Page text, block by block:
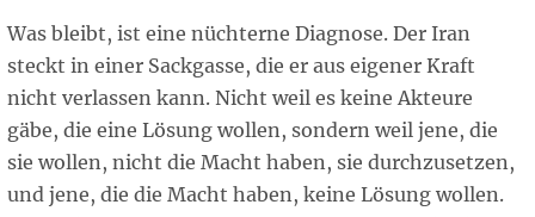
Was bleibt, ist eine nüchterne Diagnose. Der Iran
steckt in einer Sackgasse, die er aus eigener Kraft
nicht verlassen kann. Nicht weil es keine Akteure
gäbe, die eine Lösung wollen, sondern weil jene, die
sie wollen, nicht die Macht haben, sie durchzusetzen,
und jene, die die Macht haben, keine Lösung wollen.